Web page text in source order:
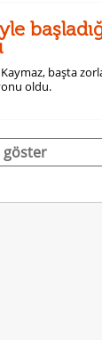
Kaymaz, başta
oldu.
göster